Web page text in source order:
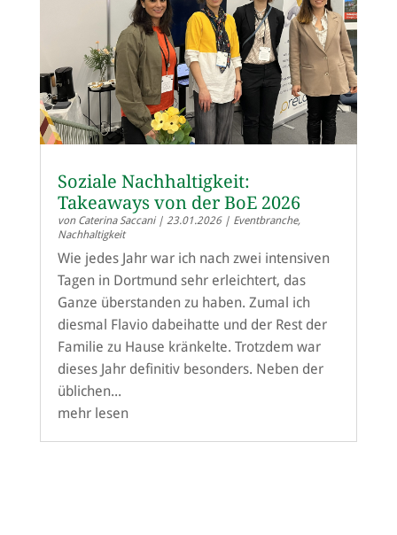
Soziale Nachhaltigkeit:
Takeaways von der BoE 2026
von Caterina Saccani| 23.01.2026| Eventbranche,
Nachhaltigkeit
Wie jedes Jahr war ich nach zwei intensiven
Tagen in Dortmund sehr erleichtert, das
Ganze überstanden zu haben. Zumal ich
diesmal Flavio dabeihatte und der Rest der
Familie zu Hause kränkelte. Trotzdem war
dieses Jahr definitiv besonders. Neben der
üblichen...
mehr lesen